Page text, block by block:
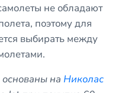
не обладают
поэтому для
выбирать между
на Николас